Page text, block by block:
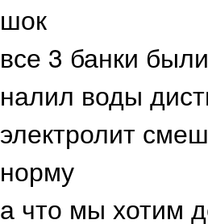
шок
все 3 банки
налил воды
электролит
норму
а что мы хотим